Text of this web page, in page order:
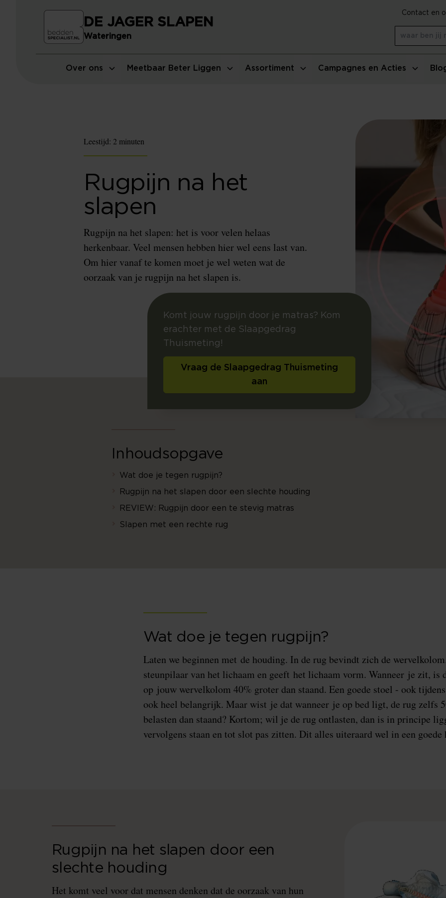
Over ons Meetbaar Beter Liggen Assortiment Campagnes en Acties
DE JAGER SLAPEN
Wateringen
Contact en
Leestijd: 2 minuten
Rugpijn na het
slapen
Rugpijn na het slapen: het is voor velen helaas
herkenbaar. Veel mensen hebben hier wel eens last van.
Om hier vanaf te komen moet je wel weten wat de
oorzaak van je rugpijn na het slapen is.
Komt jouw rugpijn door je matras? Kom
erachter met de Slaapgedrag
Thuismeting!
Vraag de Slaapgedrag Thuismeting
aan
Inhoudsopgave
Wat doe je tegen rugpijn?
Rugpijn na het slapen door een slechte houding
REVIEW: Rugpijn door een te stevig matras
Slapen met een rechte rug
Wat doe je tegen rugpijn?
Laten we beginnen met de houding. In de rug bevindt zich de
steunpilaar van het lichaam en geeft het lichaam vorm. Wanneer je zit, is
op jouw wervelkolom 40% groter dan staand. Een goede stoel - ook
ook heel belangrijk. Maar wist je dat wanneer je op bed ligt, de rug zelfs
belasten dan staand? Kortom; wil je de rug ontlasten, dan is in principe
vervolgens staan en tot slot pas zitten. Dit alles uiteraard wel in een goede
Rugpijn na het slapen door een
slechte houding
Het komt veel voor dat mensen denken dat de oorzaak van hun